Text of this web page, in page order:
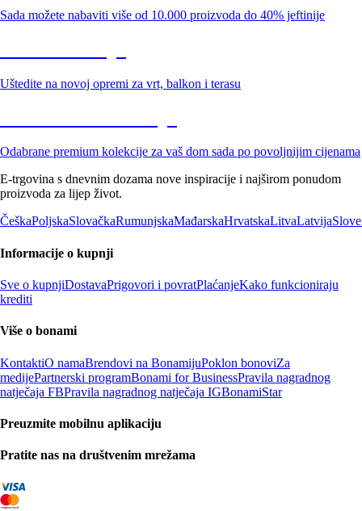
Sada možete nabaviti više od 10.000 proizvoda do 40% jeftinije
Uštedite na novoj opremi za vrt, balkon i terasu
Odabrane premium kolekcije za vaš dom sada po povoljnijim cijenama
E-trgovina s dnevnim dozama nove inspiracije i najširom ponudom
proizvoda za lijep život.
ČeškaPoljskaSlovačkaRumunjskaMađarskaHrvatskaLitvaLatvija
Informacije o kupnji
Sve o kupnjiDostavaPrigovori i povratPlaćanjeKako funkcioniraju
krediti
Više o bonami
KontaktiO namaBrendovi na BonamijuPoklon bonoviZa
medijePartnerski programBonami for BusinessPravila nagradnog
natječaja FBPravila nagradnog natječaja IGBonamiStar
Preuzmite mobilnu aplikaciju
Pratite nas na društvenim mrežama